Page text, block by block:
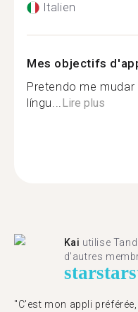
Italien
Mes objectifs
Pretendo me
língu...Lire plus
Kai utilise
d'autres
starstar
"C'est mon appli